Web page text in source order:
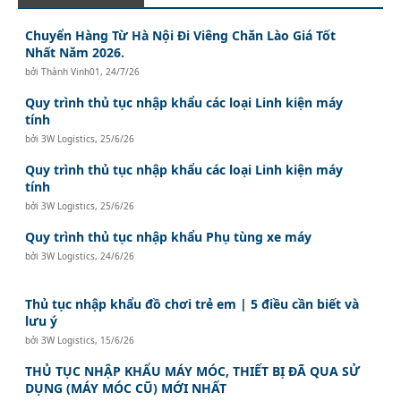
Chuyển Hàng Từ Hà Nội Đi Viêng Chăn Lào Giá Tốt
Nhất Năm 2026.
bởiThành Vinh01,24/7/26
Quy trình thủ tục nhập khẩu các loại Linh kiện máy
tính
bởi3W Logistics,25/6/26
Quy trình thủ tục nhập khẩu các loại Linh kiện máy
tính
bởi3W Logistics,25/6/26
Quy trình thủ tục nhập khẩu Phụ tùng xe máy
bởi3W Logistics,24/6/26
Thủ tục nhập khẩu đồ chơi trẻ em | 5 điều cần biết và
lưu ý
bởi3W Logistics, 15/6/26
THỦ TỤC NHẬP KHẨU MÁY MÓC, THIẾT BỊ ĐÃ QUA SỬ
DỤNG (MÁY MÓC CŨ) MỚI NHẤT